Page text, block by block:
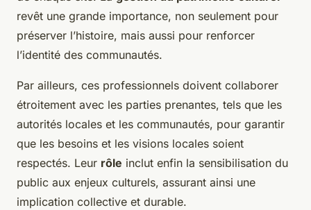
revêt une grande importance, non seulement pour
préserver l’histoire, mais aussi pour renforcer
l’identité des communautés.
Par ailleurs, ces professionnels doivent collaborer
étroitement avec les parties prenantes, tels que les
autorités locales et les communautés, pour garantir
que les besoins et les visions locales soient
respectés. Leur rôle inclut enfin la sensibilisation du
public aux enjeux culturels, assurant ainsi une
implication collective et durable.